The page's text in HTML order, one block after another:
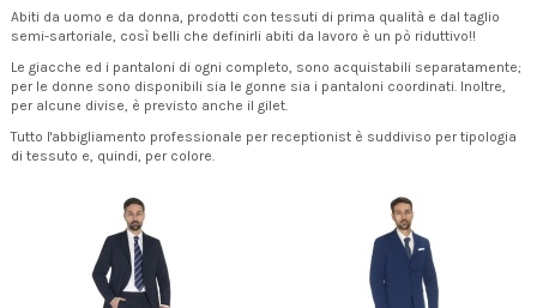
Abiti da uomo e da donna, prodotti con tessuti di prima qualità e dal taglio
semi-sartoriale, così belli che definirli abiti da lavoro è un pò riduttivo!!
Le giacche ed i pantaloni di ogni completo, sono acquistabili separatamente;
per le donne sono disponibili sia le gonne sia i pantaloni coordinati. Inoltre,
per alcune divise, è previsto anche il gilet.
Tutto l'abbigliamento professionale per receptionist è suddiviso per tipologia
di tessuto e, quindi, per colore.